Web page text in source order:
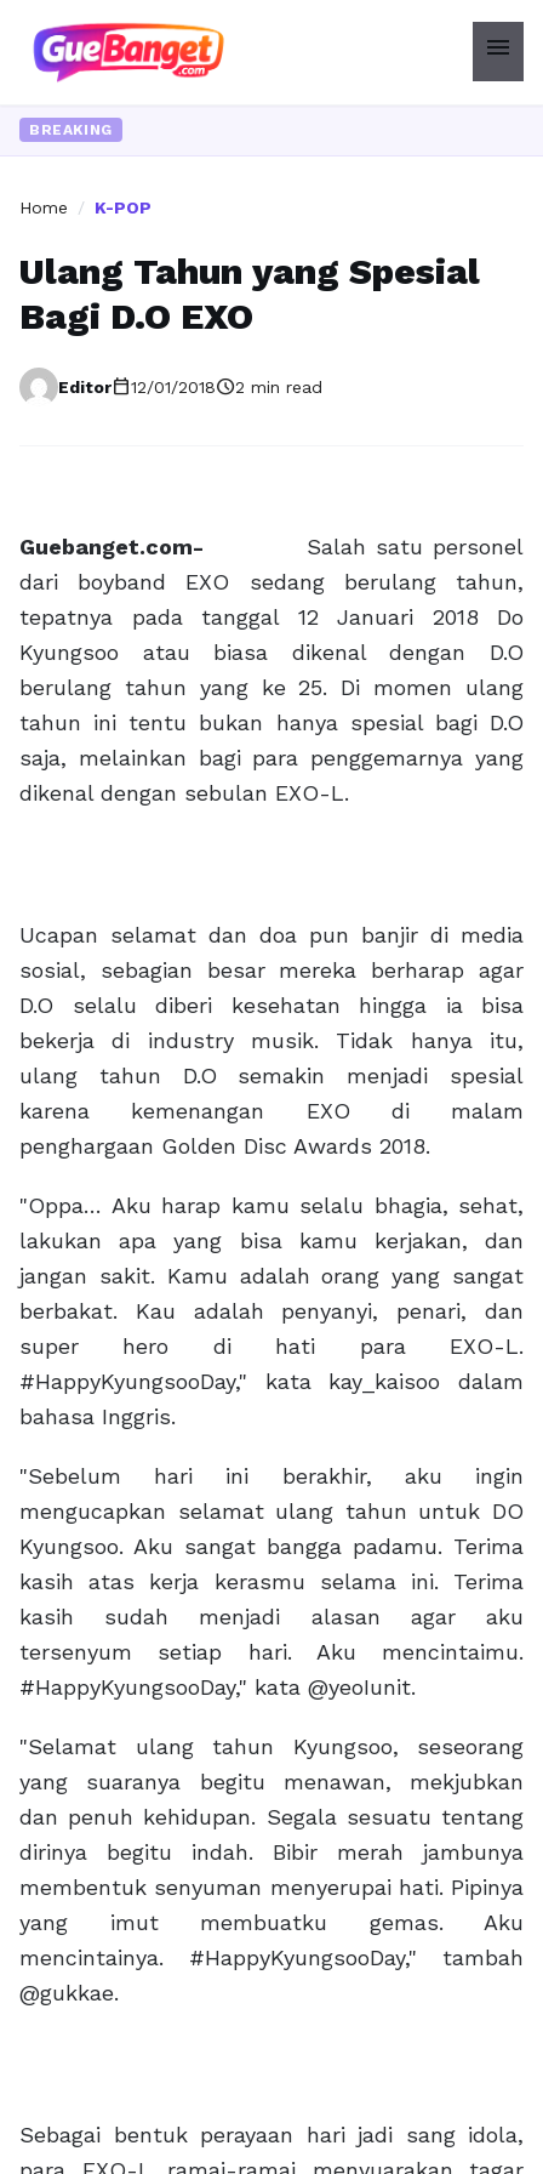
menu
BREAKING
Home / K-POP
Ulang Tahun yang Spesial
Bagi D.O EXO
Editorcalendar_today12/01/2018schedule2 min read
Guebanget.com-
Salah satu personel
dari boyband EXO sedang berulang tahun,
tepatnya pada tanggal 12 Januari 2018 Do
Kyungsoo atau biasa dikenal dengan D.O
berulang tahun yang ke 25. Di momen ulang
tahun ini tentu bukan hanya spesial bagi D.O
saja, melainkan bagi para penggemarnya yang
dikenal dengan sebulan EXO-L.
Ucapan selamat dan doa pun banjir di media
sosial, sebagian besar mereka berharap agar
D.O selalu diberi kesehatan hingga ia bisa
bekerja di industry musik. Tidak hanya itu,
ulang tahun D.O semakin menjadi spesial
karena kemenangan EXO di malam
penghargaan Golden Disc Awards 2018.
"Oppa… Aku harap kamu selalu bhagia, sehat,
lakukan apa yang bisa kamu kerjakan, dan
jangan sakit. Kamu adalah orang yang sangat
berbakat. Kau adalah penyanyi, penari, dan
super hero di hati para EXO-L.
#HappyKyungsooDay," kata kay_kaisoo dalam
bahasa Inggris.
"Sebelum hari ini berakhir, aku ingin
mengucapkan selamat ulang tahun untuk DO
Kyungsoo. Aku sangat bangga padamu. Terima
kasih atas kerja kerasmu selama ini. Terima
kasih sudah menjadi alasan agar aku
tersenyum setiap hari. Aku mencintaimu.
#HappyKyungsooDay," kata @yeoIunit.
"Selamat ulang tahun Kyungsoo, seseorang
yang suaranya begitu menawan, mekjubkan
dan penuh kehidupan. Segala sesuatu tentang
dirinya begitu indah. Bibir merah jambunya
membentuk senyuman menyerupai hati. Pipinya
yang imut membuatku gemas. Aku
mencintainya. #HappyKyungsooDay," tambah
@gukkae.
Sebagai bentuk perayaan hari jadi sang idola,